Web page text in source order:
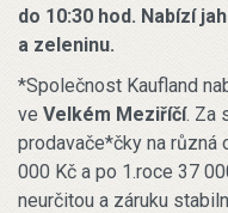
do 10:30 hod. Nabízí
a zeleninu.
*Společnost Kaufland
ve Velkém Meziříčí. Za
prodavače*čky na různá
000 Kč a po 1.roce 37
neurčitou a záruku